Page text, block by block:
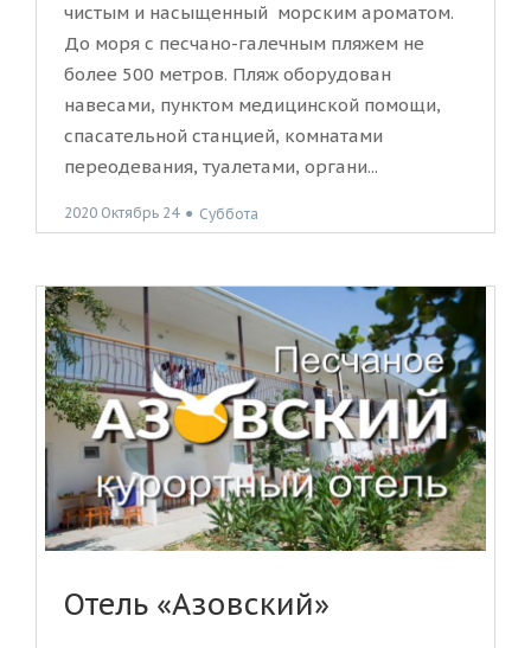
чистым и насыщенный морским ароматом.
До моря с песчано-галечным пляжем не
более 500 метров. Пляж оборудован
навесами, пунктом медицинской помощи,
спасательной станцией, комнатами
переодевания, туалетами, органи...
2020 Октябрь 24 ● Суббота
Отель «Азовский»